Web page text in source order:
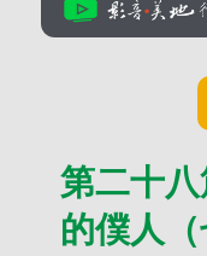
第二十
的僕人